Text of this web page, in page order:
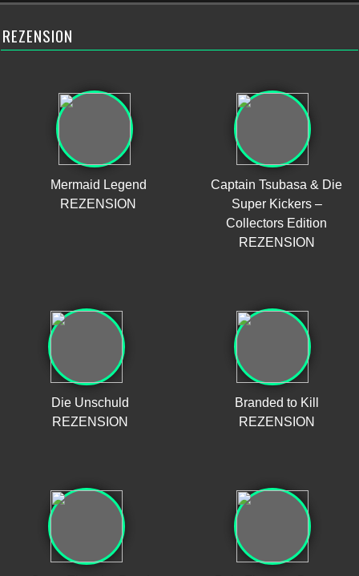
REZENSION
Mermaid Legend
REZENSION
Captain Tsubasa & Die
Super Kickers –
Collectors Edition
REZENSION
Die Unschuld
REZENSION
Branded to Kill
REZENSION